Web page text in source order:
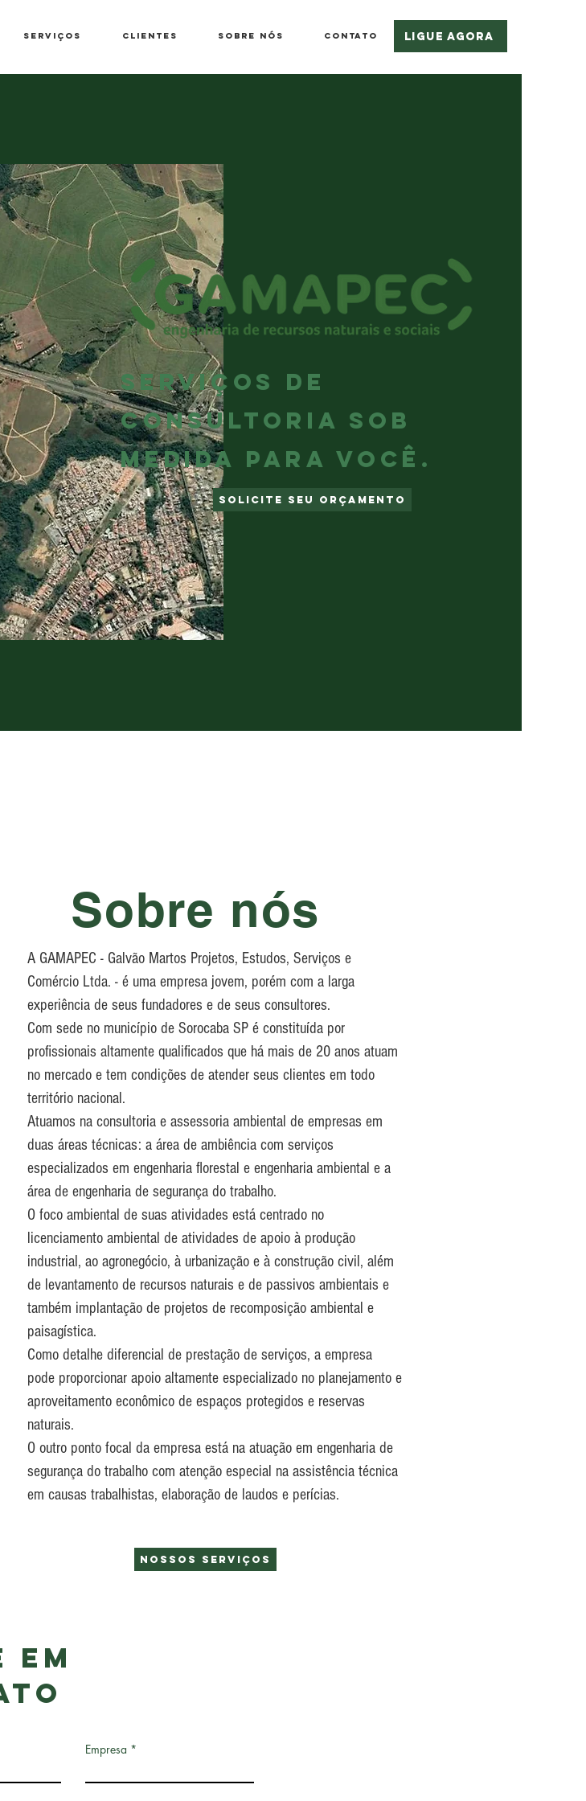
Serviços Clientes Sobre nós Contato Ligue Agora
SERVIÇOS DE
CONSULTORIA SOB
MEDIDA PARA VOCÊ.
Solicite seu orçamento
Sobre nós
A GAMAPEC - Galvão Martos Projetos, Estudos, Serviços e
Comércio Ltda. - é uma empresa jovem, porém com a larga
experiência de seus fundadores e de seus consultores.
Com sede no município de Sorocaba SP é constituída por
profissionais altamente qualificados que há mais de 20 anos atuam
no mercado e tem condições de atender seus clientes em todo
território nacional.
Atuamos na consultoria e assessoria ambiental de empresas em
duas áreas técnicas: a área de ambiência com serviços
especializados em engenharia florestal e engenharia ambiental e a
área de engenharia de segurança do trabalho.
O foco ambiental de suas atividades está centrado no
licenciamento ambiental de atividades de apoio à produção
industrial, ao agronegócio, à urbanização e à construção civil, além
de levantamento de recursos naturais e de passivos ambientais e
também implantação de projetos de recomposição ambiental e
paisagística.
Como detalhe diferencial de prestação de serviços, a empresa
pode proporcionar apoio altamente especializado no planejamento e
aproveitamento econômico de espaços protegidos e reservas
naturais.
O outro ponto focal da empresa está na atuação em engenharia de
segurança do trabalho com atenção especial na assistência técnica
em causas trabalhistas, elaboração de laudos e perícias.
Nossos Serviços
Empresa